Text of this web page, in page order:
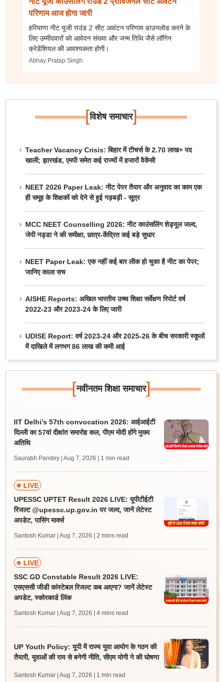
परिणाम आज होगा जारी
हरियाणा नीट यूजी राउंड 2 सीट आवंटन परिणाम डाउनलोड करने के
लिए उम्मीदवारों को आवेदन संख्या और जन्म तिथि जैसे लॉगिन
क्रेडेंशियल की आवश्यकता होगी।
Abhay Pratap Singh
[विशेष समाचार]
Teacher Vacancy Crisis: बिहार में टीचर्स के 2.70 लाख+ पद
खाली; झारखंड, एमपी समेत कई राज्यों में हजारों वैकेंसी
NEET 2026 Paper Leak: नीट पेपर तैयार और अनुवाद का काम एक
ही समूह के शिक्षकों को देने से हुई गड़बड़ी - सूत्र
MCC NEET Counselling 2026: नीट काउंसलिंग शेड्यूल जल्द,
जेपी नड्डा ने की समीक्षा, छात्र-केंद्रित कई बड़े सुधार
NEET Paper Leak: एक नहीं कई बार लीक हो चुका है नीट का पेपर;
जानिए काला सच
AISHE Reports: अखिल भारतीय उच्च शिक्षा सर्वेक्षण रिपोर्ट वर्ष
2022-23 और 2023-24 के लिए जारी
UDISE Report: वर्ष 2023-24 और 2025-26 के बीच सरकारी स्कूलों
में दाखिले में लगभग 86 लाख की कमी आई
[नवीनतम शिक्षा समाचार]
IIT Delhi’s 57th convocation 2026: आईआईटी
दिल्ली का 57वां दीक्षांत समारोह कल, पीएम मोदी होंगे मुख्य
अतिथि
Saurabh Pandey | Aug 7, 2026 | 1 min read
LIVE
UPESSC UPTET Result 2026 LIVE: यूपीटीईटी
रिजल्ट @upessc.up.gov.in पर जल्द, जानें लेटेस्ट
अपडेट, पासिंग मार्क्स
Santosh Kumar | Aug 7, 2026 | 2 mins read
LIVE
SSC GD Constable Result 2026 LIVE:
एसएससी जीडी कांस्टेबल रिजल्ट कब आएगा? जानें लेटेस्ट
अपडेट, स्कोरकार्ड लिंक
Santosh Kumar | Aug 7, 2026 | 4 mins read
UP Youth Policy: यूपी में राज्य युवा आयोग के गठन की
तैयारी, युवाओं की राय से बनेगी नीति, सीएम योगी ने की घोषणा
Santosh Kumar | Aug 7, 2026 | 1 min read